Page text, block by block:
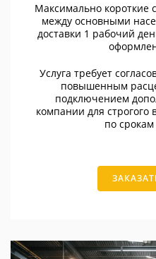
Максимально короткие
между основными
доставки 1 рабочий
Услуга требует
повышенным
подключением
компании для строгого
по срокам